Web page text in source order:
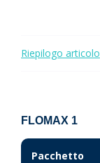
Riepilogo articolo
FLOMAX 1
Pacchetto